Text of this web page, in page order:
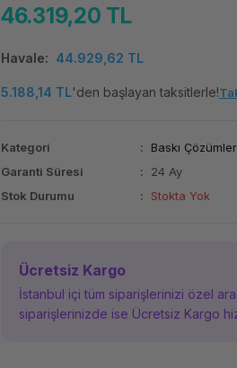
46.319,20 TL
Havale 44.929,62 TL
5.188,14 TL'den başlayan taksitlerle!
Kategori
Baskı
Garanti Süresi
24 Ay
Stok Durumu
Stokta Yok
Ücretsiz Kargo
İstanbul içi tüm siparişlerinizi özel
siparişlerinizde ise Ücretsiz Kargo